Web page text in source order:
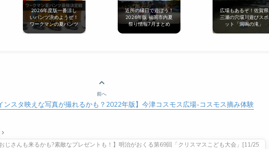
2026年度版一番涼し
いパンツ決めようぜ！
ワークマンの夏パンツ
最強決定戦[無印良品
近所の縁日で遊ぼう！
2026年版 福岡市内夏
祭り情報7月まとめ
広場もあるぞ！佐賀県
三瀬の穴場川遊びスポ
ット「洞鳴の滝」
前へ
ンスタ映えな写真が撮れるかも？2022年版】今津コスモス広場-コスモス摘み体験
じさんも来るかも?素敵なプレゼントも！】明治がおくる第69回「クリスマスこども大会」[11/25